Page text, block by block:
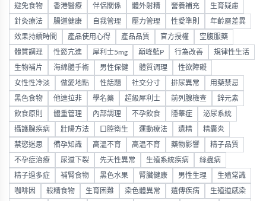
避免食物 香港醫療 伴侶關係 體外射精 營養補充 生育疑慮
針灸療法 腸道健康 自我管理 壓力管理 性愛準則 年齡層差異
效果持續時間 產品使用心得 產品品質 官方授權 空腹服藥
體質調理 性慾亢進 犀利士5mg 巔峰藍P 行為改善 規律性生活
生物補片 海綿體手術 男性保健 體質调理 性欲障礙
女性性冷淡 做愛地點 性話題 社交分寸 排尿異常 用藥禁忌
黑色食物 他達拉非 學名藥 超級犀利士 前列腺檢查 鋅元素
飲食原則 體重管理 內部調理 不孕飲食 隱睾症 泌尿系統
攝護腺疾病 壯陽方法 口腔衛生 運動療法 遺精 精囊炎
禁慾迷思 備孕知識 高溫不育 高温不育 藥物影響 精子品質
不孕症治療 尿道下裂 先天性異常 生殖系統疾病 絲蟲病
精子過多症 補腎食物 黑色水果 腎臟健康 男性生理 生殖常識
咖啡因 殺精食物 生育困難 染色體異常 遺傳疾病 生殖道感染